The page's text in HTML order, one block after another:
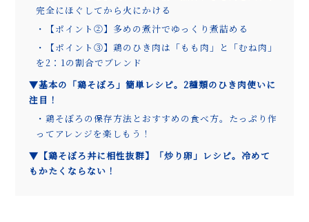
完全にほぐしてから火にかける
・【ポイント②】多めの煮汁でゆっくり煮詰める
・【ポイント③】鶏のひき肉は「もも肉」と「むね肉」
を2：1の割合でブレンド
▼基本の「鶏そぼろ」簡単レシピ。2種類のひき肉使いに
注目！
・鶏そぼろの保存方法とおすすめの食べ方。たっぷり作
ってアレンジを楽しもう！
▼【鶏そぼろ丼に相性抜群】「炒り卵」レシピ。冷めて
もかたくならない！